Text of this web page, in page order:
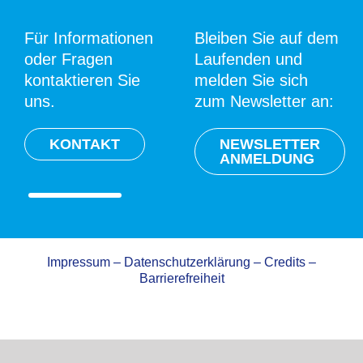
Für Informationen
oder Fragen
kontaktieren Sie
uns.
KONTAKT
Bleiben Sie auf dem
Laufenden und
melden Sie sich
zum Newsletter an:
NEWSLETTER
ANMELDUNG
Impressum – Datenschutzerklärung – Credits –
Barrierefreiheit